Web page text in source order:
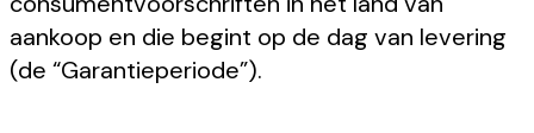
aankoop en die begint op de dag van levering
(de “Garantieperiode”).